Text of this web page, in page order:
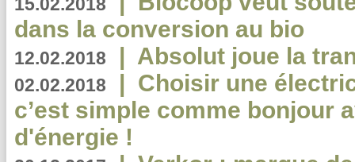
dans la conversion au bio
12.02.2018 | Absolut joue la
02.02.2018 | Choisir une
c’est simple comme bonjour
d'énergie !